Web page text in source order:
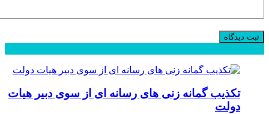
تکذیب گمانه زنی های رسانه ای از سوی دبیر هیات
دولت